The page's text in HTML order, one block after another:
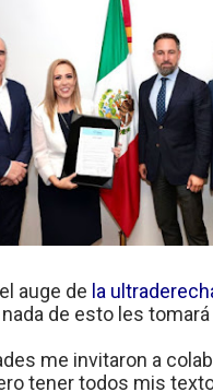
auge de la
nada de esto les
me invitaron a
tener todos mis